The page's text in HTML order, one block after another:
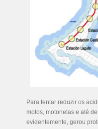
Para tentar reduzir os
motos, motonetas e até
evidentemente, gerou